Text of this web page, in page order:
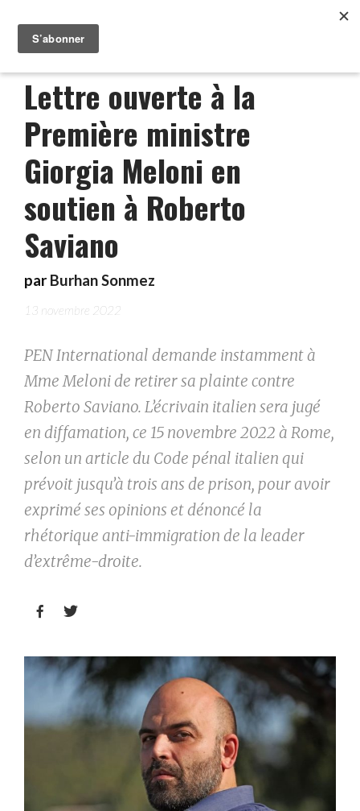
Lettre ouverte à la
Première ministre
Giorgia Meloni en
soutien à Roberto
Saviano
par Burhan Sonmez
13 novembre 2022
PEN International demande instamment à
Mme Meloni de retirer sa plainte contre
Roberto Saviano. L’écrivain italien sera jugé
en diffamation, ce 15 novembre 2022 à Rome,
selon un article du Code pénal italien qui
prévoit jusqu’à trois ans de prison, pour avoir
exprimé ses opinions et dénoncé la
rhétorique anti-immigration de la leader
d’extrême-droite.
 